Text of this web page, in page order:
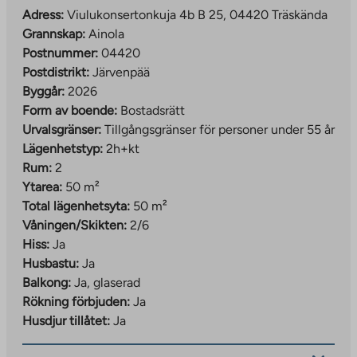
Ett utvecklande bostadsområde nära daglig service
Viulukonsertonkuja bostadsrättslägenheter ligger i den
södra delen av Järvenpää, i Ainola-området.
Bostadsområdet ligger drygt 2,5 kilometer från
Träskända centrum.
Läget är idealiskt, eftersom service finns i närheten.
Närmaste daghem och butik ligger inom gångavstånd
från lägenheterna. Serviceutbudet utökas ytterligare
när man åker cirka en kilometer bort till Kyrölä, där man
hittar närmaste grundskola och mer omfattande daglig
service.
I framtiden kommer servicen i området att bli ännu
mer mångsidig när Ainola regioncenter med sina lokala
tjänster är färdigställt. Även transportförbindelserna är
utmärkta. Från Ainola tågstation kan man nå
Helsingfors centrum på ungefär en halvtimme och
Adress: Viulukonsertonkuja 4b B 25, 04420 Träskända
Grannskap: Ainola
Postnummer: 04420
Postdistrikt: Järvenpää
Byggår: 2026
Form av boende: Bostadsrätt
Urvalsgränser: Tillgångsgränser för personer under 55 år
Lägenhetstyp: 2h+kt
Rum: 2
Ytarea: 50 m²
Total lägenhetsyta: 50 m²
Våningen/Skikten: 2/6
Hiss: Ja
Husbastu: Ja
Balkong: Ja, glaserad
Rökning förbjuden: Ja
Husdjur tillåtet: Ja